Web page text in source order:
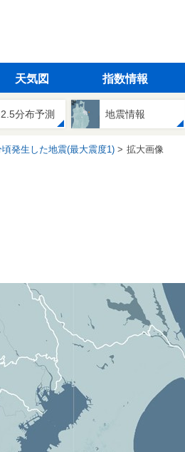
天気図 指数情報
分布予測 地震情報
頃発生した地震(最大震度1) 拡大画像